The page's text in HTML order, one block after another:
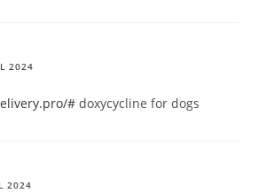
2024
# doxycycline for dogs
2024